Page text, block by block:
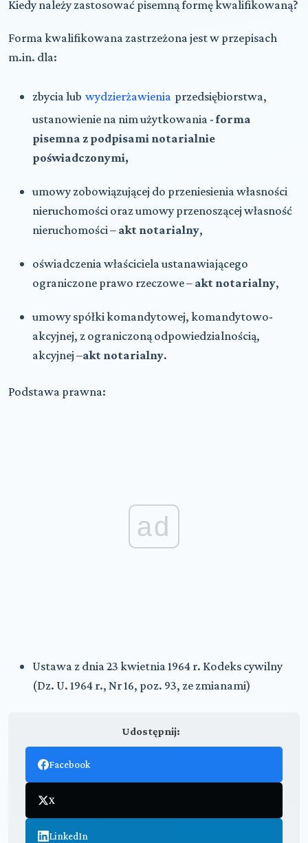
Kiedy należy zastosować pisemną formę kwalifikowaną?
Forma kwalifikowana zastrzeżona jest w przepisach
m.in. dla:
zbycia lub wydzierżawienia przedsiębiorstwa,
ustanowienie na nim użytkowania -forma
pisemna z podpisami notarialnie
poświadczonymi,
umowy zobowiązującej do przeniesienia własności
nieruchomości oraz umowy przenoszącej własność
nieruchomości – akt notarialny,
oświadczenia właściciela ustanawiającego
ograniczone prawo rzeczowe – akt notarialny,
umowy spółki komandytowej, komandytowo-
akcyjnej, z ograniczoną odpowiedzialnością,
akcyjnej –akt notarialny.
Podstawa prawna:
ad
Ustawa z dnia 23 kwietnia 1964 r. Kodeks cywilny
(Dz. U. 1964 r., Nr 16, poz. 93, ze zmianami)
Udostępnij:
Facebook
X
LinkedIn